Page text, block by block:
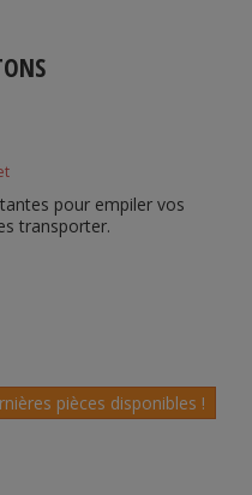
pour empiler vos
transporter.
pièces disponibles !